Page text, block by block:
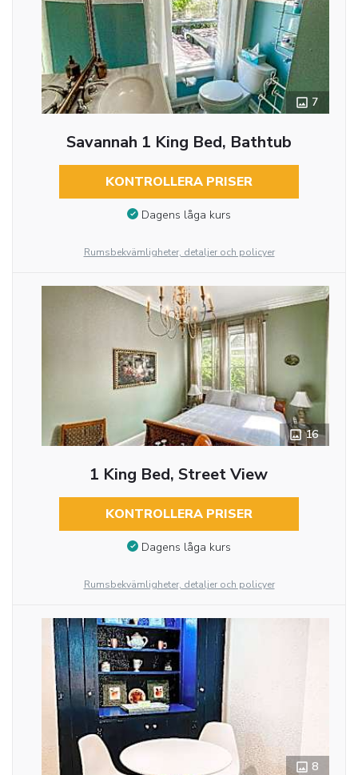
7
Savannah 1 King Bed, Bathtub
KONTROLLERA PRISER
Dagens låga kurs
Rumsbekvämligheter, detaljer och policyer
16
1 King Bed, Street View
KONTROLLERA PRISER
Dagens låga kurs
Rumsbekvämligheter, detaljer och policyer
8